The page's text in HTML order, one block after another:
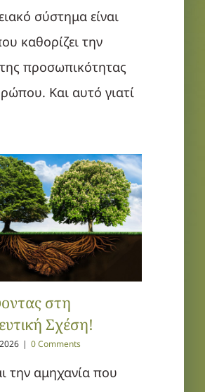
σύστημα είναι
καθορίζει την
της προσωπικότητας
Και αυτό γιατί
στη
Σχέση!
| 0 Comments
την αμηχανία που